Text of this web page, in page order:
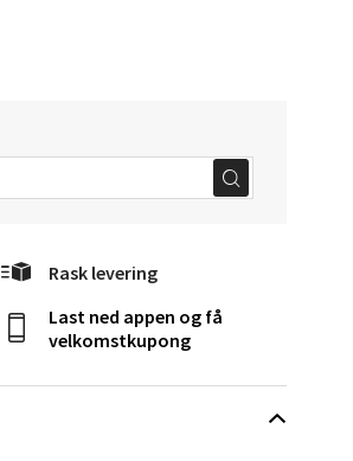
Rask levering
Last ned appen og få
velkomstkupong